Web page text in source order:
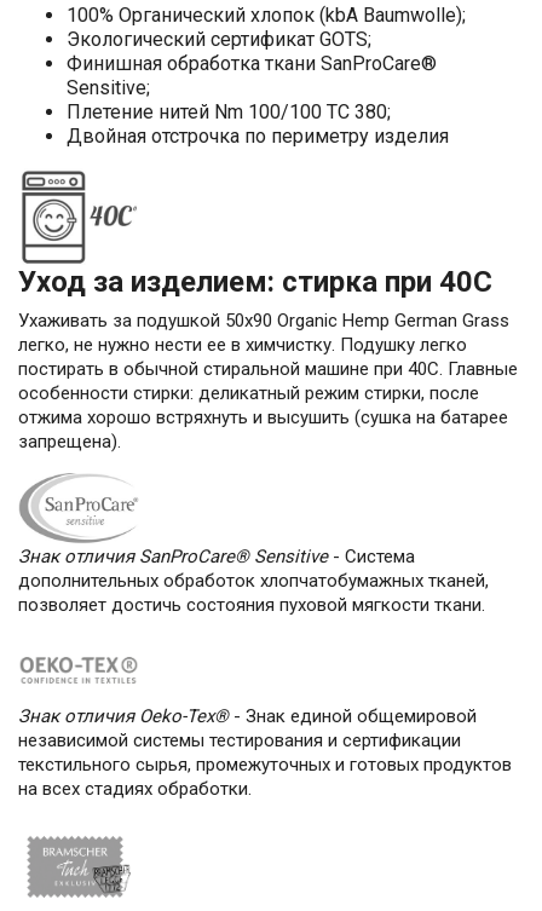
100% Органический хлопок (kbA Baumwolle);
Экологический сертификат GOTS;
Финишная обработка ткани SanProCare®
Sensitive;
Плетение нитей Nm 100/100 TC 380;
Двойная отстрочка по периметру изделия
Уход за изделием: стирка при 40С
Ухаживать за подушкой 50х90 Organic Hemp German Grass
легко, не нужно нести ее в химчистку. Подушку легко
постирать в обычной стиральной машине при 40С. Главные
особенности стирки: деликатный режим стирки, после
отжима хорошо встряхнуть и высушить (сушка на батарее
запрещена).
Знак отличия SanProCare® Sensitive - Система
дополнительных обработок хлопчатобумажных тканей,
позволяет достичь состояния пуховой мягкости ткани.
Знак отличия Oeko-Tex® - Знак единой общемировой
независимой системы тестирования и сертификации
текстильного сырья, промежуточных и готовых продуктов
на всех стадиях обработки.